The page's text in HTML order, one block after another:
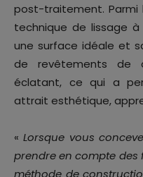
post-traitement. Parmi
technique de lissage
une surface idéale et
de revêtements de
éclatant, ce qui a
attrait esthétique,
«Lorsque vous
prendre en compte des
méthode de